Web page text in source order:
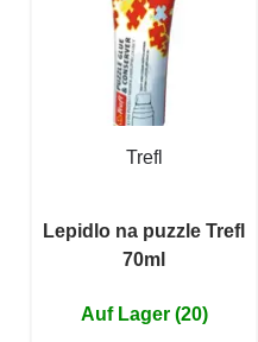
Trefl
Lepidlo na puzzle Trefl
70ml
Auf Lager (20)